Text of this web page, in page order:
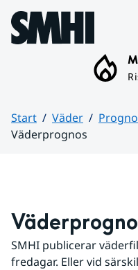
Hoppa till sidans innehåll
Start Väder
Väderprognos
SMHI publicerar
fredagar. Eller vid